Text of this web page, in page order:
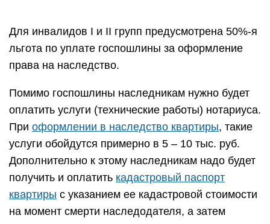
Для инвалидов I и II групп предусмотрена 50%-я
льгота по уплате госпошлины за оформление
права на наследство.
Помимо госпошлины наследникам нужно будет
оплатить услуги (технические работы) нотариуса.
При оформлении в наследство квартиры, такие
услуги обойдутся примерно в 5 – 10 тыс. руб.
Дополнительно к этому наследникам надо будет
получить и оплатить кадастровый паспорт
квартиры с указанием ее кадастровой стоимости
на момент смерти наследодателя, а затем